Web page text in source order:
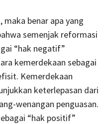
benar apa yang
semenjak reformasi
“hak negatif”
kemerdekaan sebagai
Kemerdekaan
keterlepasan dari
wenangan penguasan.
“hak positif”